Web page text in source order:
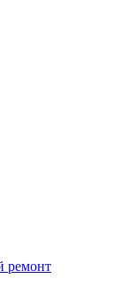
ремонт